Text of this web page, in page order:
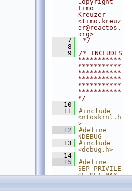
Copyright
Timo
Kreuzer
<timo.kreuz
er@reactos.
org>
    7
*/
    8
    9
/* INCLUDES
***********
***********
***********
***********
***********
***********
*/
   10
   11
#include
<ntoskrnl.h
>
   12
#define
NDEBUG
   13
#include
<debug.h>
   14
   15
#define
SEP_PRIVILE
GE_SET_MAX_